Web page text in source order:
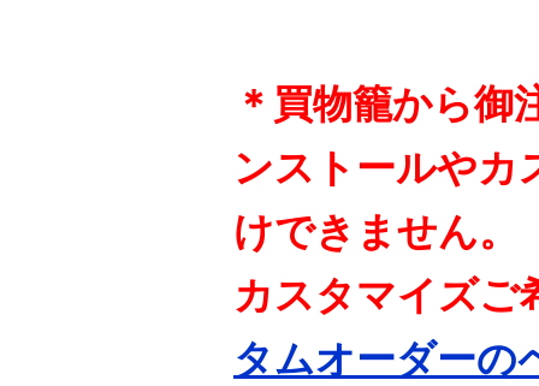
＊買物籠から御
ンストールやカ
けできません。
カスタマイズご
タムオーダーの